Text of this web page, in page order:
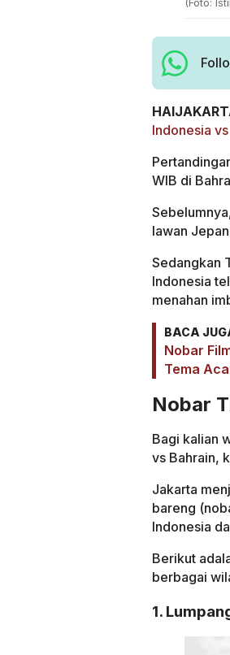
(Foto:
Indonesia
WIB di
lawan
Sedangkan
Indonesia
menahan
BACA
Nobar
Tema
Nobar
Bagi kalian
vs Bahrain,
Jakarta
bareng
Indonesia
Berikut
berbagai
1.